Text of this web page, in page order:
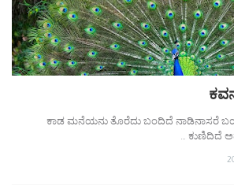
ಕಾಡ ಮನೆಯನು ತೊರೆದು ಬಂದಿದೆ ನಾಡಿನಾಸರೆ
ಕುಣಿದಿದೆ